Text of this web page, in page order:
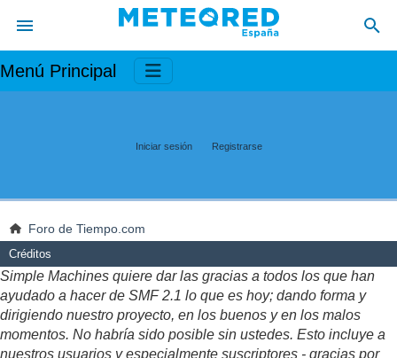
Menú Principal
Iniciar sesión Registrarse
Foro de Tiempo.com
Créditos
Simple Machines quiere dar las gracias a todos los que han
ayudado a hacer de SMF 2.1 lo que es hoy; dando forma y
dirigiendo nuestro proyecto, en los buenos y en los malos
momentos. No habría sido posible sin ustedes. Esto incluye a
nuestros usuarios y especialmente suscriptores - gracias por